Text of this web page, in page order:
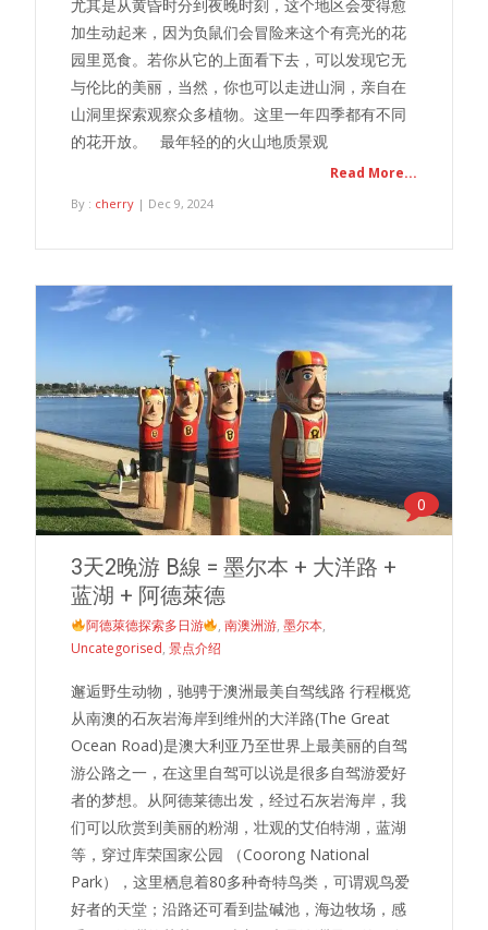
尤其是从黄昏时分到夜晚时刻，这个地区会变得愈
加生动起来，因为负鼠们会冒险来这个有亮光的花
园里觅食。若你从它的上面看下去，可以发现它无
与伦比的美丽，当然，你也可以走进山洞，亲自在
山洞里探索观察众多植物。这里一年四季都有不同
的花开放。 最年轻的的火山地质景观
Read More...
By : cherry | Dec 9, 2024
0
3天2晚游 B線 = 墨尔本 + 大洋路 +
蓝湖 + 阿德萊德
阿德萊德探索多日游 ,南澳洲游,墨尔本,
Uncategorised, 景点介绍
邂逅野生动物，驰骋于澳洲最美自驾线路 行程概览
从南澳的石灰岩海岸到维州的大洋路(The Great
Ocean Road)是澳大利亚乃至世界上最美丽的自驾
游公路之一，在这里自驾可以说是很多自驾游爱好
者的梦想。从阿德莱德出发，经过石灰岩海岸，我
们可以欣赏到美丽的粉湖，壮观的艾伯特湖，蓝湖
等，穿过库荣国家公园 （Coorong National
Park），这里栖息着80多种奇特鸟类，可谓观鸟爱
好者的天堂；沿路还可看到盐碱池，海边牧场，感